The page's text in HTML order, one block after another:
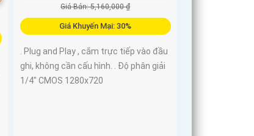
Giá Bán: 5,160,000 ₫
Giá Khuyến Mại: 30%
. Plug and Play , cắm trực tiếp vào đầu
ghi, không cần cấu hình. . Độ phân giải
1/4" CMOS 1280x720